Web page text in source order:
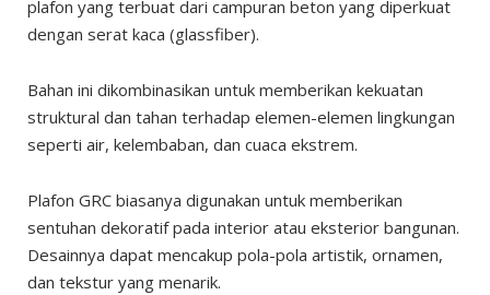
plafon yang terbuat dari campuran beton yang diperkuat
dengan serat kaca (glassfiber).
Bahan ini dikombinasikan untuk memberikan kekuatan
struktural dan tahan terhadap elemen-elemen lingkungan
seperti air, kelembaban, dan cuaca ekstrem.
Plafon GRC biasanya digunakan untuk memberikan
sentuhan dekoratif pada interior atau eksterior bangunan.
Desainnya dapat mencakup pola-pola artistik, ornamen,
dan tekstur yang menarik.